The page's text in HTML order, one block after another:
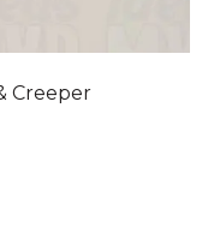
Creeper